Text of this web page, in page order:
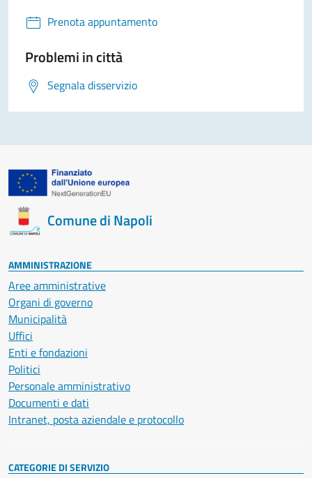
Prenota appuntamento
Problemi in città
Segnala disservizio
Comune di Napoli
AMMINISTRAZIONE
Aree amministrative
Organi di governo
Municipalità
Uffici
Enti e fondazioni
Politici
Personale amministrativo
Documenti e dati
Intranet, posta aziendale e protocollo
CATEGORIE DI SERVIZIO